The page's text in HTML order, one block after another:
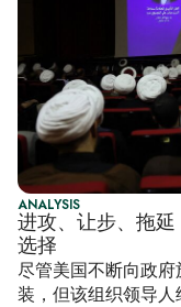
ANALYSIS
进攻、让步、拖
选择
尽管美国不断向政
装，但该组织领导人